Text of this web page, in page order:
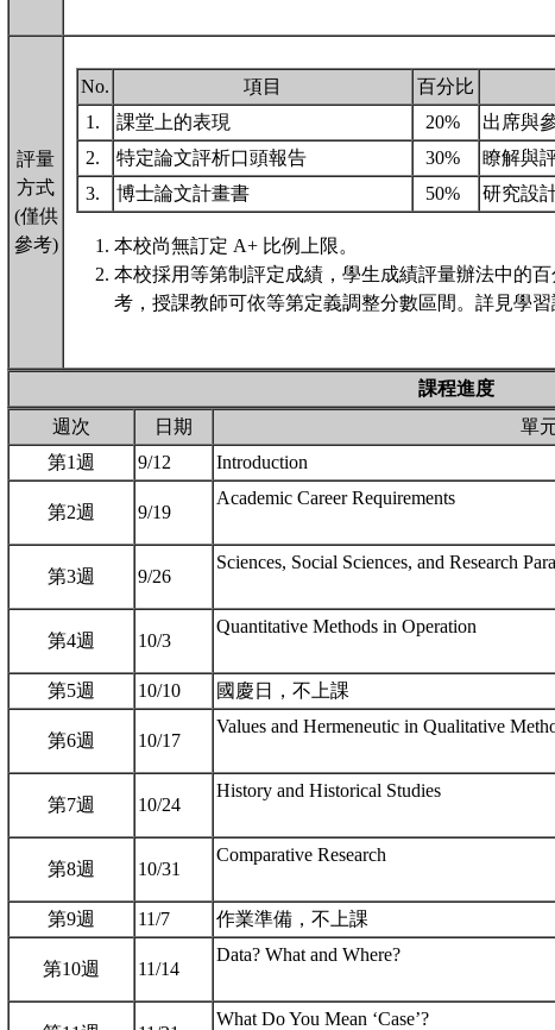
評量
方式
(僅供
參考)
No. 項目 百分比
1.
課堂上的表現 20%
出席與
2.
特定論文評析口頭報告 30%
瞭解與
3.
博士論文計畫書 50% 研究設
本校尚無訂定 A+ 比例上限。
本校採用等第制評定成績，學生成績評量辦法中的
考，授課教師可依等第定義調整分數區間。詳見學
課程進度
週次
日期
單
第1週
9/12 Introduction
第2週 9/19
Academic Career Requirements
第3週 9/26
Sciences, Social Sciences, and Research
第4週 10/3
Quantitative Methods in Operation
第5週 10/10 國慶日，不上課
第6週 10/17
Values and Hermeneutic in Qualitative
第7週 10/24
History and Historical Studies
第8週 10/31
Comparative Research
第9週 11/7 作業準備，不上課
第10週 11/14
Data? What and Where?
What Do You Mean ‘Case’?